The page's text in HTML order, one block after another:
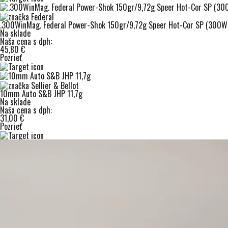
.300WinMag. Federal Power-Shok 150gr/9,72g Speer Hot-Cor SP
Na sklade
Naša cena s dph:
45,80 €
Pozrieť
10mm Auto S&B JHP 11,7g
Na sklade
Naša cena s dph:
31,00 €
Pozrieť